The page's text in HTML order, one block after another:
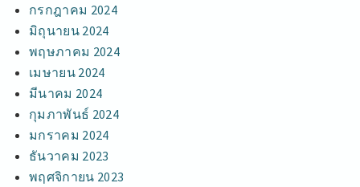
กรกฎาคม 2024
มิถุนายน 2024
พฤษภาคม 2024
เมษายน 2024
มีนาคม 2024
กุมภาพันธ์ 2024
มกราคม 2024
ธันวาคม 2023
พฤศจิกายน 2023